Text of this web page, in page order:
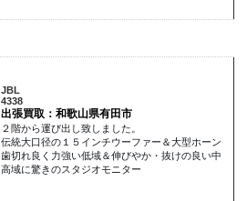
JBL
4338
出張買取：和歌山県有田市
２階から運び出し致しました。
伝統大口径の１５インチウーファー＆大型ホーン
歯切れ良く力強い低域＆伸びやか・抜けの良い中
高域に驚きのスタジオモニター